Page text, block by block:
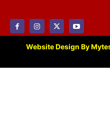
Website Design By